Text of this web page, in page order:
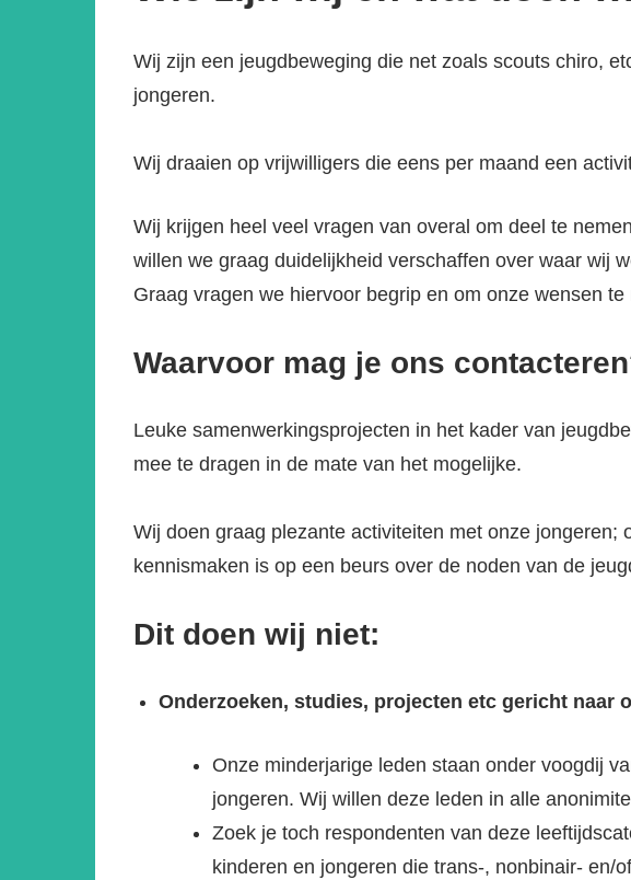
Wij zijn een jeugdbeweging die net zoals scouts chiro,
jongeren.
Wij draaien op vrijwilligers die eens per maand een
Wij krijgen heel veel vragen van overal om deel te
willen we graag duidelijkheid verschaffen over waar wij
Graag vragen we hiervoor begrip en om onze wensen te
Waarvoor mag je ons
Leuke samenwerkingsprojecten in het kader van
mee te dragen in de mate van het mogelijke.
Wij doen graag plezante activiteiten met onze
kennismaken is op een beurs over de noden van de
Dit doen wij niet:
Onderzoeken, studies, projecten etc gericht naar
Onze minderjarige leden staan onder voogdij
jongeren. Wij willen deze leden in alle
Zoek je toch respondenten van deze
kinderen en jongeren die trans-, nonbinair- en/